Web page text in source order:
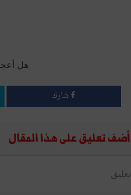
هل
شارك
أضف تعليق على هذا المقال
تعليق